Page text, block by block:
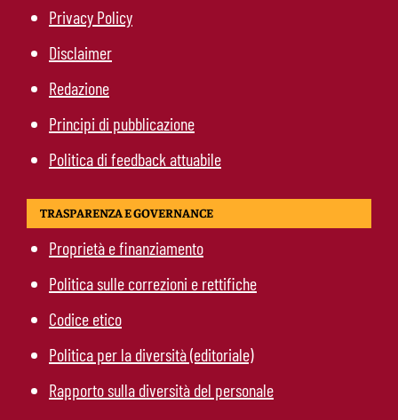
Privacy Policy
Disclaimer
Redazione
Principi di pubblicazione
Politica di feedback attuabile
TRASPARENZA E GOVERNANCE
Proprietà e finanziamento
Politica sulle correzioni e rettifiche
Codice etico
Politica per la diversità (editoriale)
Rapporto sulla diversità del personale